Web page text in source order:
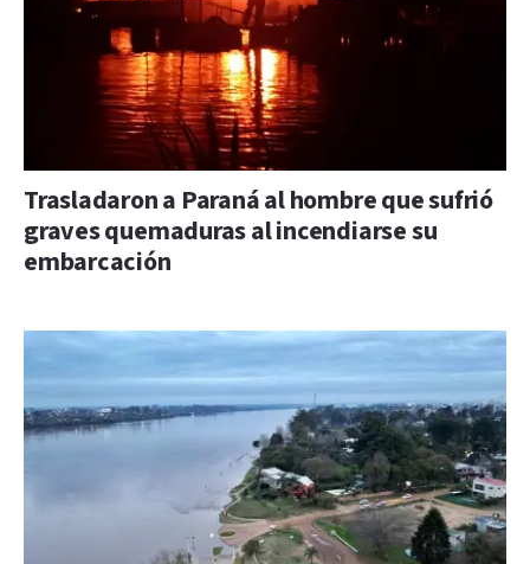
Trasladaron a Paraná al hombre que sufrió
graves quemaduras al incendiarse su
embarcación